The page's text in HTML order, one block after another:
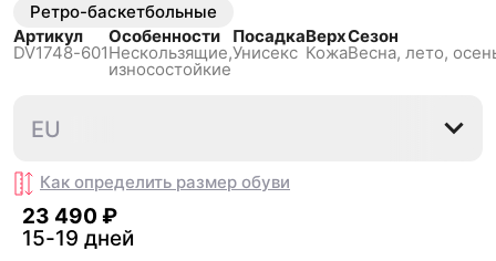
Ретро-баскетбольные
Артикул
DV1748-601
Особенности
Нескользящиe,
износостойкие
Посадка
Унисекс
Верх
Кожа
Сезон
Весна, лето,
38.5
EU
Как определить размер обуви
23 490 ₽
15-19 дней